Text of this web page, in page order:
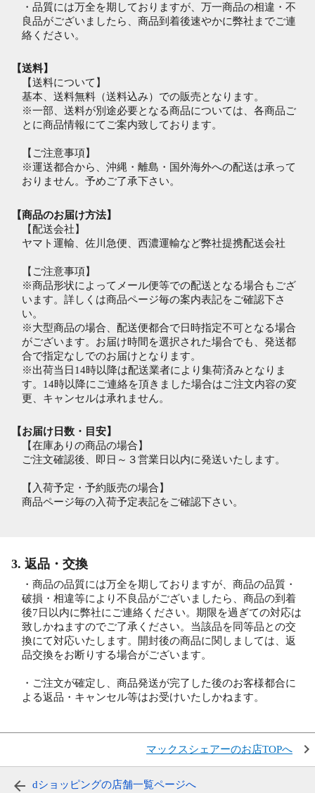
・品質には万全を期しておりますが、万一商品の相違・不
良品がございましたら、商品到着後速やかに弊社までご連
絡ください。
【送料】
【送料について】
基本、送料無料（送料込み）での販売となります。
※一部、送料が別途必要となる商品については、各商品ご
とに商品情報にてご案内致しております。
【ご注意事項】
※運送都合から、沖縄・離島・国外海外への配送は承って
おりません。予めご了承下さい。
【商品のお届け方法】
【配送会社】
ヤマト運輸、佐川急便、西濃運輸など弊社提携配送会社
【ご注意事項】
※商品形状によってメール便等での配送となる場合もござ
います。詳しくは商品ページ毎の案内表記をご確認下さ
い。
※大型商品の場合、配送便都合で日時指定不可となる場合
がございます。お届け時間を選択された場合でも、発送都
合で指定なしでのお届けとなります。
※出荷当日14時以降は配送業者により集荷済みとなりま
す。14時以降にご連絡を頂きました場合はご注文内容の変
更、キャンセルは承れません。
【お届け日数・目安】
【在庫ありの商品の場合】
ご注文確認後、即日～３営業日以内に発送いたします。
【入荷予定・予約販売の場合】
商品ページ毎の入荷予定表記をご確認下さい。
3. 返品・交換
・商品の品質には万全を期しておりますが、商品の品質・
破損・相違等により不良品がございましたら、商品の到着
後7日以内に弊社にご連絡ください。期限を過ぎての対応は
致しかねますのでご了承ください。当該品を同等品との交
換にて対応いたします。開封後の商品に関しましては、返
品交換をお断りする場合がございます。
・ご注文が確定し、商品発送が完了した後のお客様都合に
よる返品・キャンセル等はお受けいたしかねます。
マックスシェアーのお店TOPへ
dショッピングの店舗一覧ページへ